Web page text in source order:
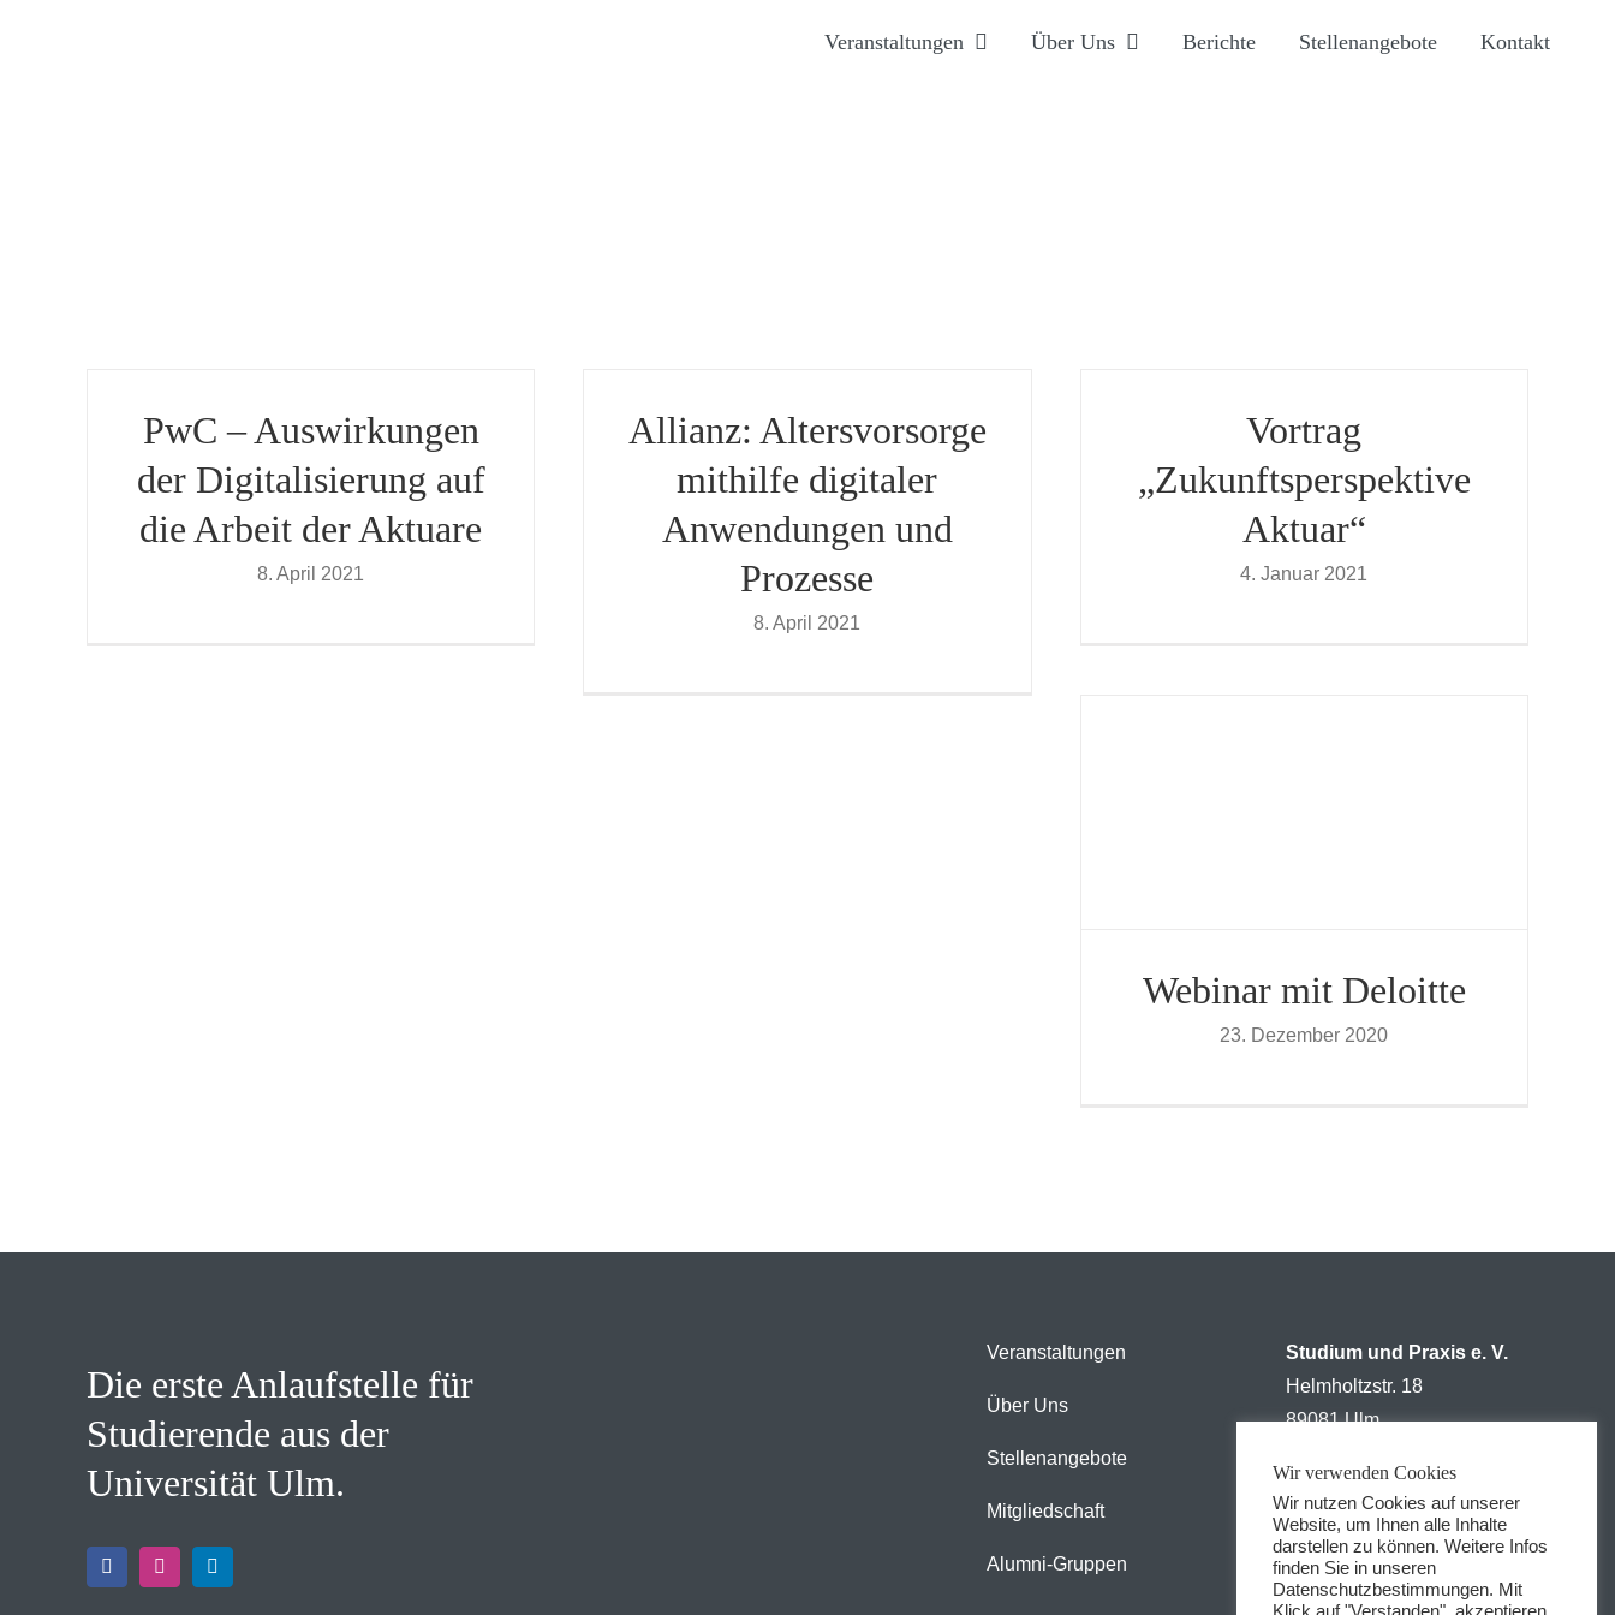
Veranstaltungen Über Uns Berichte Stellenangebote Kontakt
PwC – Auswirkungen
der Digitalisierung auf
die Arbeit der Aktuare
8. April 2021
Allianz: Altersvorsorge
mithilfe digitaler
Anwendungen und
Prozesse
8. April 2021
Vortrag
„Zukunftsperspektive
Aktuar“
4. Januar 2021
Webinar mit Deloitte
23. Dezember 2020
Die erste Anlaufstelle für
Studierende aus der
Universität Ulm.
Veranstaltungen
Über Uns
Stellenangebote
Mitgliedschaft
Alumni-Gruppen
Studium und Praxis e. V.
Helmholtzstr. 18
89081 Ulm
Tel: +49 731 5023612
Fax: +49 731 5023612
kontakt@sup-ulm.de
Wir verwenden Cookies
Wir nutzen Cookies auf unserer
Website, um Ihnen alle Inhalte
darstellen zu können. Weitere Infos
finden Sie in unseren
Datenschutzbestimmungen. Mit